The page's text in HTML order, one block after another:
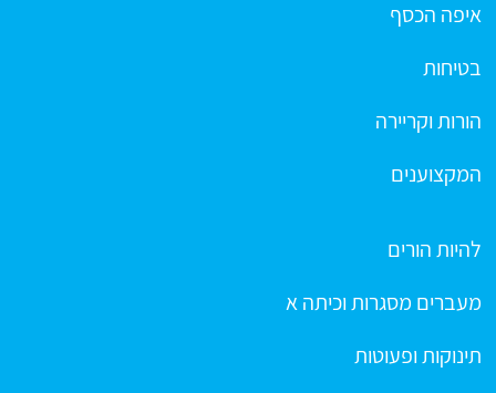
איפה הכסף
בטיחות
הורות וקריירה
המקצוענים
להיות הורים
מעברים מסגרות וכיתה א
תינוקות ופעוטות